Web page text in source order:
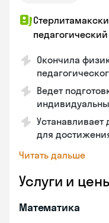
педагогический
Окончила
Ведет
для
Читать дальше
Услуги и
Математика